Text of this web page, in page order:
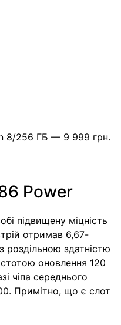
8/256 ГБ — 9 999 грн.
Power
підвищену міцність
отримав 6,67-
здатністю
оновлення 120
чіпа середнього
Примітно, що є слот